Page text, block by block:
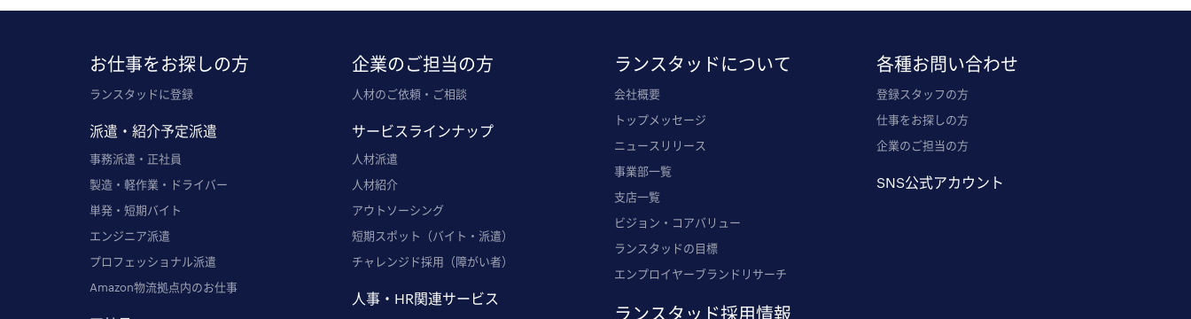
お仕事をお探しの方
ランスタッドに登録
派遣・紹介予定派遣
事務派遣・正社員
製造・軽作業・ドライバー
単発・短期バイト
エンジニア派遣
プロフェッショナル派遣
Amazon物流拠点内のお仕事
企業のご担当の方
人材のご依頼・ご相談
サービスラインナップ
人材派遣
人材紹介
アウトソーシング
短期スポット（バイト・派遣）
チャレンジド採用（障がい者）
人事・HR関連サービス
ランスタッドについて
会社概要
トップメッセージ
ニュースリリース
事業部一覧
支店一覧
ビジョン・コアバリュー
ランスタッドの目標
エンプロイヤーブランドリサーチ
ランスタッド採用情報
各種お問い合わせ
登録スタッフの方
仕事をお探しの方
企業のご担当の方
SNS公式アカウント